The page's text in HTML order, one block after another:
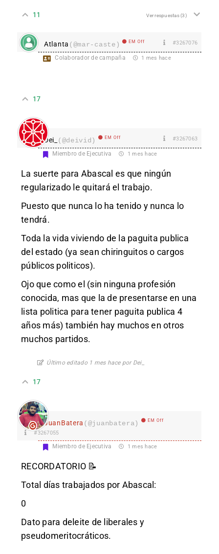
11 Ver respuestas(3)
Atlanta (@mar-caste) EM Off #3267076
Colaborador de campaña 1 mes hace
17
Dei_ (@deivid) EM Off #3267063
Miembro de Ejecutiva 1 mes hace
La suerte para Abascal es que ningún
regularizado le quitará el trabajo.
Puesto que nunca lo ha tenido y nunca lo
tendrá.
Toda la vida viviendo de la paguita publica
del estado (ya sean chiringuitos o cargos
públicos politicos).
Ojo que como el (sin ninguna profesión
conocida, mas que la de presentarse en una
lista politica para tener paguita publica 4
años más) también hay muchos en otros
muchos partidos.
Último editado 1 mes hace por Dei_
17
JuanBatera (@juanbatera) EM Off
#3267055
Miembro de Ejecutiva 1 mes hace
RECORDATORIO 📝
Total días trabajados por Abascal:
0
Dato para deleite de liberales y
pseudomeritocráticos.